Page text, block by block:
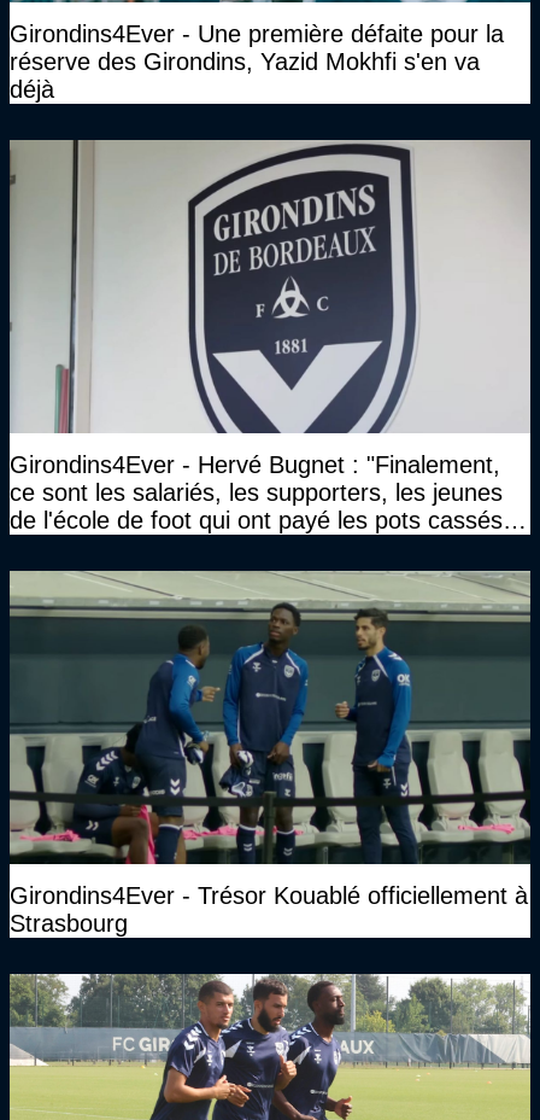
Girondins4Ever - Une première défaite pour la
réserve des Girondins, Yazid Mokhfi s'en va
déjà
Girondins4Ever - Hervé Bugnet : "Finalement,
ce sont les salariés, les supporters, les jeunes
de l'école de foot qui ont payé les pots cassés
Girondins4Ever - Trésor Kouablé officiellement à
Strasbourg